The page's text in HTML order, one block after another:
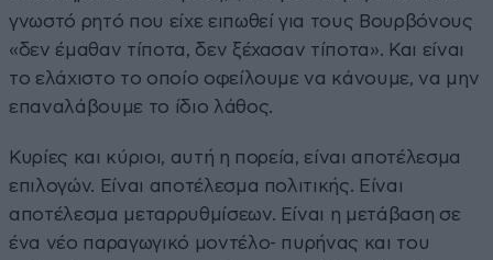
γνωστό ρητό που είχε ειπωθεί για τους Βουρβόνους
«δεν έμαθαν τίποτα, δεν ξέχασαν τίποτα». Και είναι
το ελάχιστο το οποίο οφείλουμε να κάνουμε, να μην
επαναλάβουμε το ίδιο λάθος.
Κυρίες και κύριοι, αυτή η πορεία, είναι αποτέλεσμα
επιλογών. Είναι αποτέλεσμα πολιτικής. Είναι
αποτέλεσμα μεταρρυθμίσεων. Είναι η μετάβαση σε
ένα νέο παραγωγικό μοντέλο- πυρήνας και του